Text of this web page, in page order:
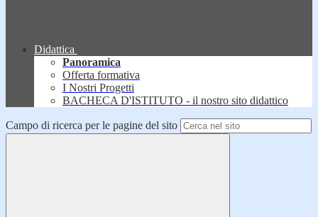
Didattica
Panoramica
Offerta formativa
I Nostri Progetti
BACHECA D'ISTITUTO - il nostro sito didattico
Campo di ricerca per le pagine del sito